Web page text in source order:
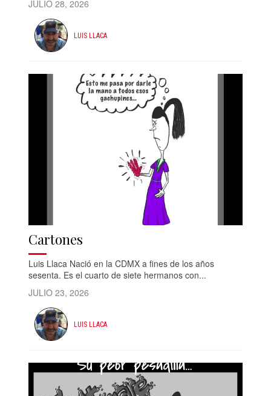
JULIO 28, 2026
LUIS LLACA
Cartones
Luis Llaca Nació en la CDMX a fines de los años
sesenta. Es el cuarto de siete hermanos con...
JULIO 23, 2026
LUIS LLACA